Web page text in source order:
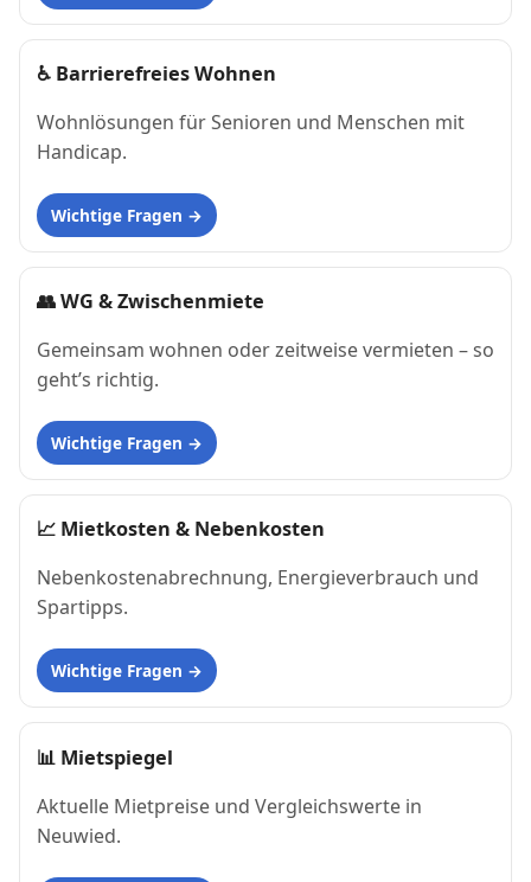
♿ Barrierefreies Wohnen
Wohnlösungen für Senioren und Menschen mit
Handicap.
Wichtige Fragen
👥WG & Zwischenmiete
Gemeinsam wohnen oder zeitweise vermieten – so
geht’s richtig.
Wichtige Fragen
📈 Mietkosten & Nebenkosten
Nebenkostenabrechnung, Energieverbrauch und
Spartipps.
Wichtige Fragen
📊 Mietspiegel
Aktuelle Mietpreise und Vergleichswerte in
Neuwied.